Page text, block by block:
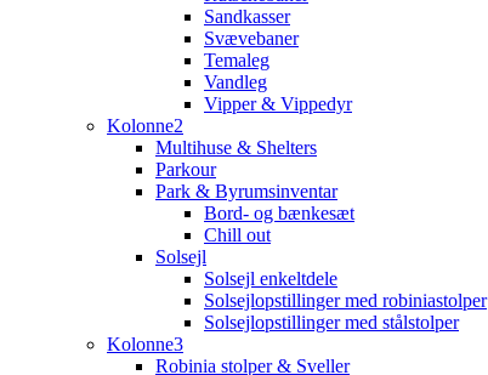
Sandkasser
Svævebaner
Temaleg
Vandleg
Vipper & Vippedyr
Kolonne2
Multihuse & Shelters
Parkour
Park & Byrumsinventar
Bord- og bænkesæt
Chill out
Solsejl
Solsejl enkeltdele
Solsejlopstillinger med robiniastolper
Solsejlopstillinger med stålstolper
Kolonne3
Robinia stolper & Sveller